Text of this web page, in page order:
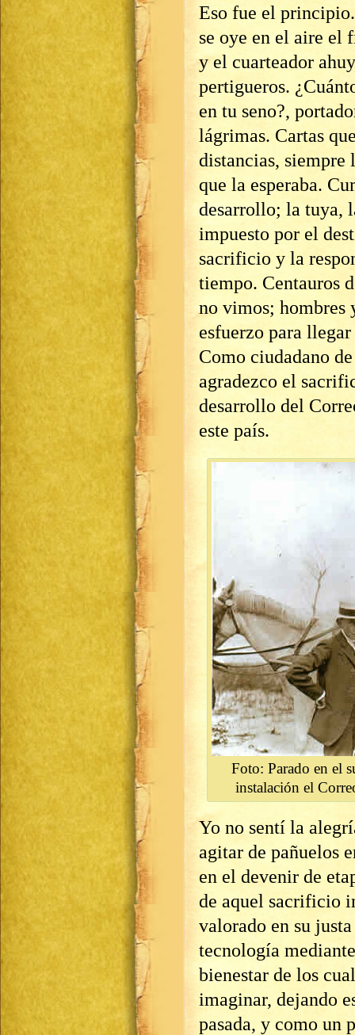
Eso fue el
se oye en el aire el
y el cuarteador
pertigueros.
en tu seno?,
lágrimas. Cartas
distancias, siempre
que la esperaba.
desarrollo; la tuya,
impuesto por el
sacrificio y la
tiempo. Centauros
no vimos; hombres
esfuerzo para
Como ciudadano
agradezco el
desarrollo del
este país.
Foto: Parado en el
instalación el
Yo no sentí la
agitar de pañuelos
en el devenir de
de aquel sacrificio
valorado en su
tecnología
bienestar de los
imaginar, dejando
pasada, y como